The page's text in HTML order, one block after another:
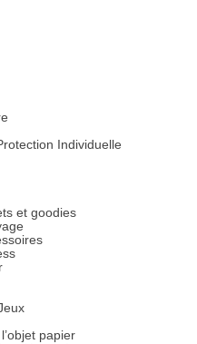
Individuelle
et goodies
papier